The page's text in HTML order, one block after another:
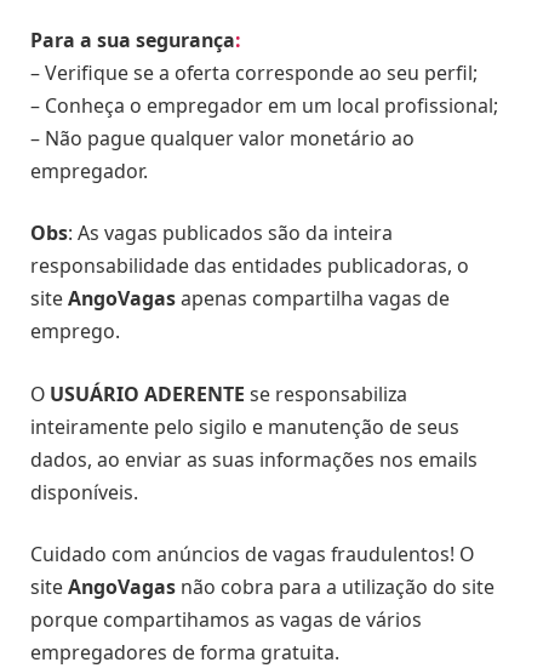
Para a sua segurança:
– Verifique se a oferta corresponde ao seu perfil;
– Conheça o empregador em um local profissional;
– Não pague qualquer valor monetário ao
empregador.
Obs: As vagas publicados são da inteira
responsabilidade das entidades publicadoras, o
siteAngoVagasapenas compartilha vagas de
emprego.
O USUÁRIO ADERENTE se responsabiliza
inteiramente pelo sigilo e manutenção de seus
dados, ao enviar as suas informações nos emails
disponíveis.
Cuidado com anúncios de vagas fraudulentos! O
siteAngoVagas não cobra para a utilização do site
porque compartihamos as vagas de vários
empregadores de forma gratuita.